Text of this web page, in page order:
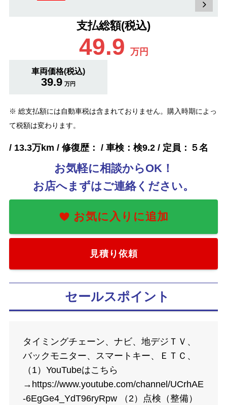
支払総額(税込)
49.9 万円
車両価格(税込)
39.9 万円
※ 総支払額には自動車税は含まれておりません。購入時期によっ
て税額は変わります。
/ 13.3万km / 修復歴： / 車検：検9.2 / 定員：５名
お気軽に相談からOK！
お店へまずはご連絡ください。
見積り依頼
セールスポイント
タイミングチェーン、ナビ、地デジＴＶ、
バックモニター、スマートキー、ＥＴＣ、
（1）YouTubeはこちら
→https://www.youtube.com/channel/UCrhAE
-6EgGe4_YdT96ryRpw （2）点検（整備）